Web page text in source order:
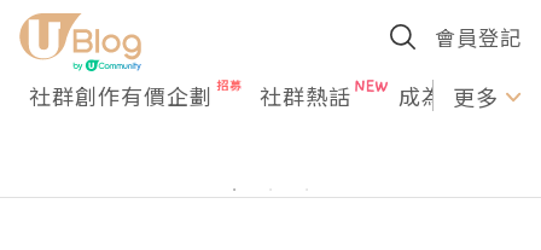
會員登記
社群創作有價企劃 社群熱話 成為U更多